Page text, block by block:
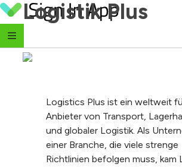
Skip to content
Logistik Plus
Logistics Plus ist ein weltweit
Anbieter von Transport,
und globaler Logistik. Als
einer Branche, die viele strenge
Richtlinien befolgen muss, kam